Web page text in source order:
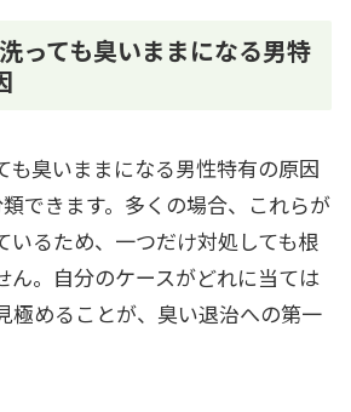
っても臭いままになる男特
も臭いままになる男性特有の原因
できます。多くの場合、これらが
いるため、一つだけ対処しても根
ん。自分のケースがどれに当ては
極めることが、臭い退治への第一